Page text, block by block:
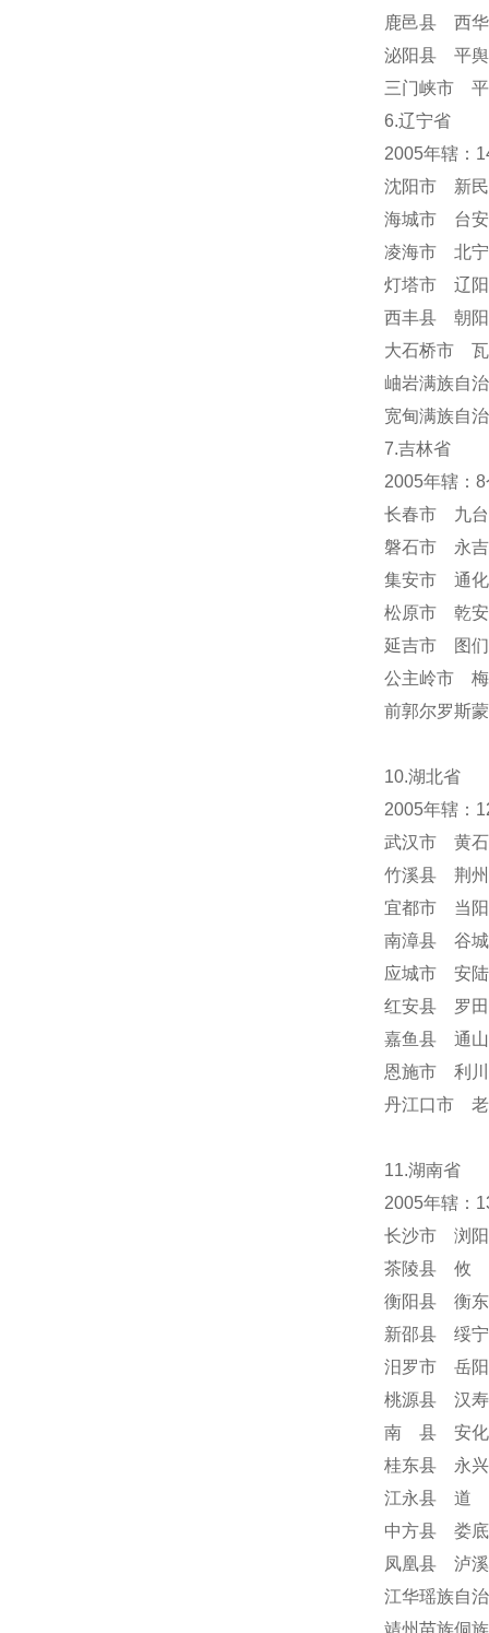
鹿邑县 西
泌阳县 平
三门峡市
6.辽宁省
2005年辖：
沈阳市 新
海城市 台
凌海市 北
灯塔市 辽
西丰县 朝
大石桥市
岫岩满族自
宽甸满族自
7.吉林省
2005年辖：
长春市 九
磐石市 永
集安市 通
松原市 乾
延吉市 图
公主岭市
前郭尔罗斯
10.湖北省
2005年辖：
武汉市 黄
竹溪县 荆
宜都市 当
南漳县 谷
应城市 安
红安县 罗
嘉鱼县 通
恩施市 利
丹江口市
11.湖南省
2005年辖：
长沙市 浏
茶陵县 攸
衡阳县 衡
新邵县 绥
汨罗市 岳
桃源县 汉
南 县 安化
桂东县 永
江永县 道
中方县 娄
凤凰县 泸
江华瑶族自
靖州苗族侗